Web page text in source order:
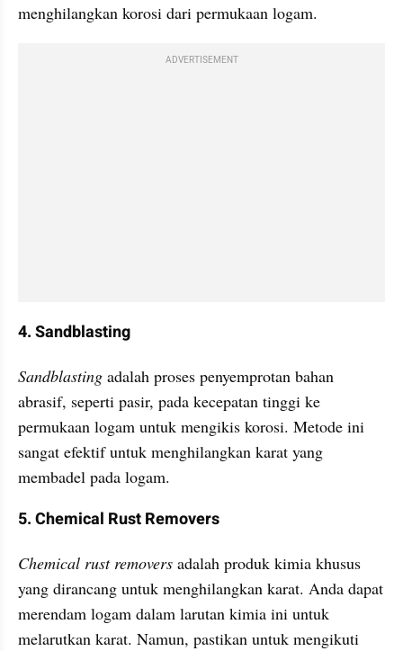
menghilangkan korosi dari permukaan logam.
ADVERTISEMENT
4. Sandblasting
Sandblasting adalah proses penyemprotan bahan
abrasif, seperti pasir, pada kecepatan tinggi ke
permukaan logam untuk mengikis korosi. Metode ini
sangat efektif untuk menghilangkan karat yang
membadel pada logam.
5. Chemical Rust Removers
Chemical rust removers adalah produk kimia khusus
yang dirancang untuk menghilangkan karat. Anda dapat
merendam logam dalam larutan kimia ini untuk
melarutkan karat. Namun, pastikan untuk mengikuti